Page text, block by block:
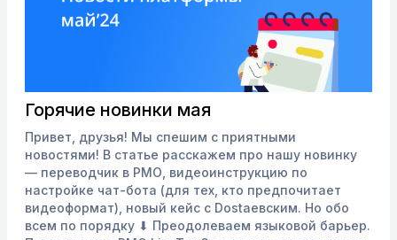
Горячие новинки мая
Привет, друзья! Мы спешим с приятными
новостями! В статье расскажем про нашу новинку
— переводчик в РМО, видеоинструкцию по
настройке чат-бота (для тех, кто предпочитает
видеоформат), новый кейс с Dostaевским. Но обо
всем по порядку ⬇ Преодолеваем языковой барьер.